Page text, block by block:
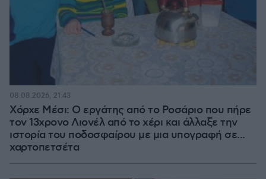
Χόρχε Μέσι: Ο εργάτης από το Ροσάριο που πήρε
τον 13χρονο Λιονέλ από το χέρι και άλλαξε την
ιστορία του ποδοσφαίρου με μια υπογραφή σε...
χαρτοπετσέτα
08.08.2026, 21:43